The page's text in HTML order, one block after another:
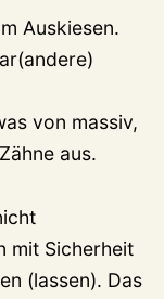
Auskiesen.
von massiv,
aus.
mit Sicherheit
(lassen). Das